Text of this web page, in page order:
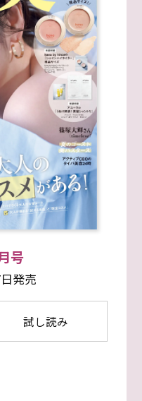
号
発売
試し読み